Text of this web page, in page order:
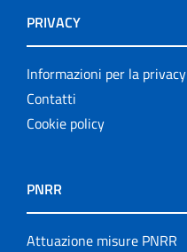
PRIVACY
Informazioni per la privacy
Contatti
Cookie policy
PNRR
Attuazione misure PNRR